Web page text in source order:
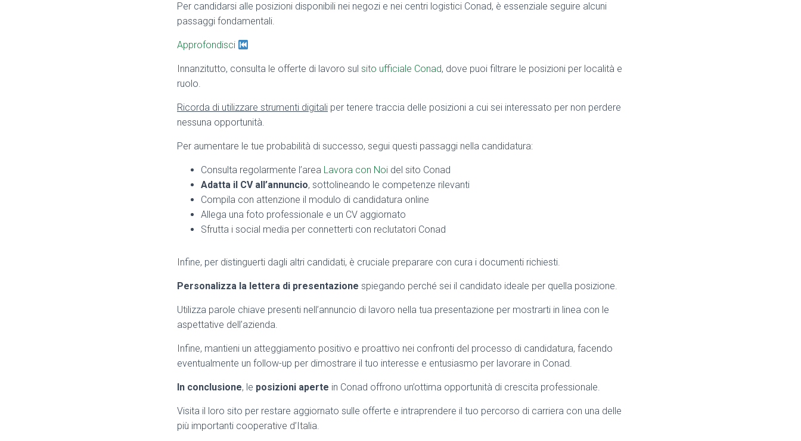
Per candidarsi alle posizioni disponibili nei negozi e nei centri logistici Conad, è essenziale seguire alcuni
passaggi fondamentali.
Approfondisci
Innanzitutto, consulta le offerte di lavoro sul sito ufficiale Conad, dove puoi filtrare le posizioni per località e
ruolo.
Ricorda di utilizzare strumenti digitali per tenere traccia delle posizioni a cui sei interessato per non perdere
nessuna opportunità.
Per aumentare le tue probabilità di successo, segui questi passaggi nella candidatura:
Consulta regolarmente l’area Lavora con Noi del sito Conad
Adatta il CV all’annuncio, sottolineando le competenze rilevanti
Compila con attenzione il modulo di candidatura online
Allega una foto professionale e un CV aggiornato
Sfrutta i social media per connetterti con reclutatori Conad
Infine, per distinguerti dagli altri candidati, è cruciale preparare con cura i documenti richiesti.
Personalizza la lettera di presentazione spiegando perché sei il candidato ideale per quella posizione.
Utilizza parole chiave presenti nell’annuncio di lavoro nella tua presentazione per mostrarti in linea con le
aspettative dell’azienda.
Infine, mantieni un atteggiamento positivo e proattivo nei confronti del processo di candidatura, facendo
eventualmente un follow-up per dimostrare il tuo interesse e entusiasmo per lavorare in Conad.
In conclusione, le posizioni aperte in Conad offrono un’ottima opportunità di crescita professionale.
Visita il loro sito per restare aggiornato sulle offerte e intraprendere il tuo percorso di carriera con una delle
più importanti cooperative d’Italia.